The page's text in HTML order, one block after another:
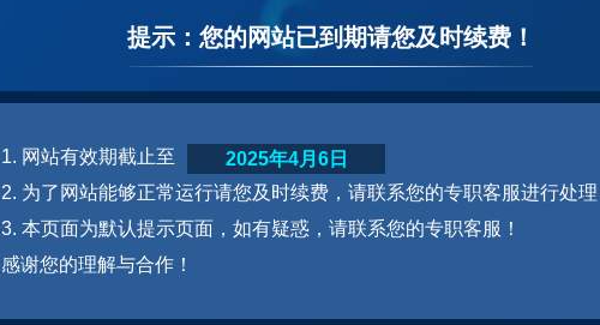
提示：您的网站已到期请您及时续费！
1. 网站有效期截止至
2. 为了网站能够正常运行请您及时续费，请联系您的专职客服进行处
3. 本页面为默认提示页面，如有疑惑，请联系您的专职客服！
感谢您的理解与合作！
2025年4月6日